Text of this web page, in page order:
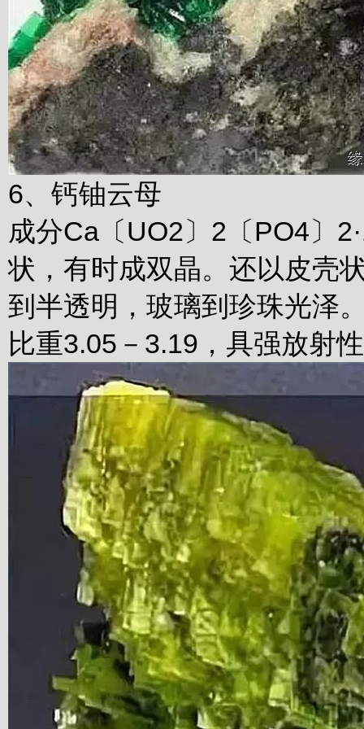
6、钙铀云母
成分Ca〔UO2〕2〔PO4〕
状，有时成双晶。还以皮壳
到半透明，玻璃到珍珠光泽
比重3.05－3.19，具强放射